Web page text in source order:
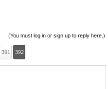
(You must log in or sign up to reply here.)
391 392